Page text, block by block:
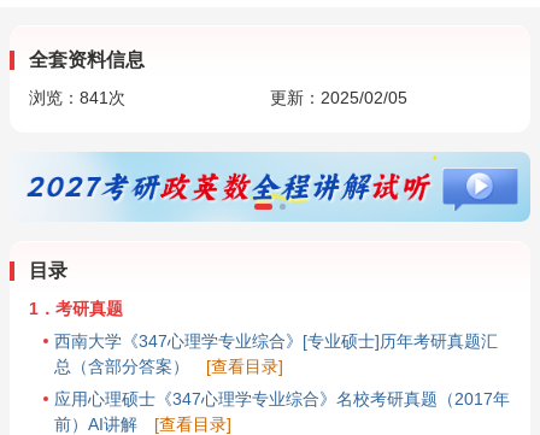
全套资料信息
浏览： 841 次 更新：2025/02/05
目录
1．考研真题
西南大学《347心理学专业综合》[专业硕士]历年考研真题汇
总（含部分答案）
[查看目录]
应用心理硕士《347心理学专业综合》名校考研真题（2017年
前）AI讲解
[查看目录]